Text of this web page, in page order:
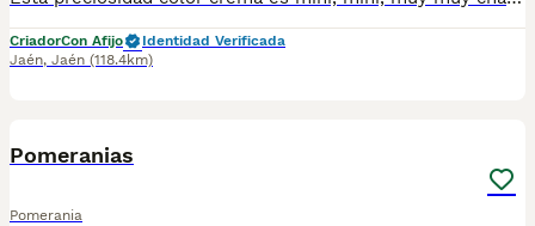
CriadorCon Afijo
Identidad Verificada
Jaén, Jaén (118.4km)
Pomeranias
Pomerania